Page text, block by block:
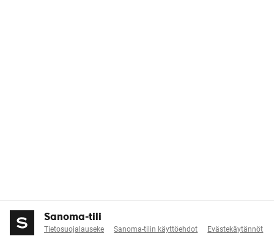
Sanoma-tili
Tietosuojalauseke Sanoma-tilin käyttöehdot Evästekäytännöt